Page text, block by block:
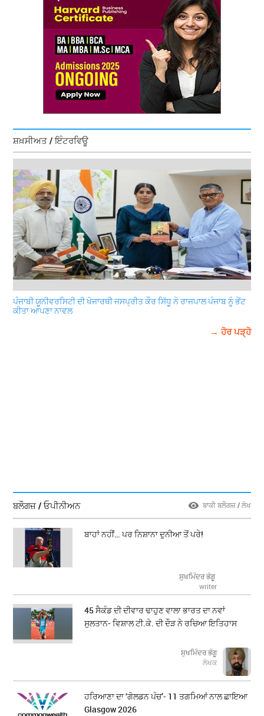
ਸ਼ਖ਼ਸੀਅਤ / ਇੰਟਰਵਿਊ
ਪੰਜਾਬੀ ਯੂਨੀਵਰਸਿਟੀ ਦੀ ਖੋਜਾਰਥੀ ਜਸਪ੍ਰੀਤ ਕੌਰ ਸਿੱਧੂ ਨੇ ਰਾਜਪਾਲ ਪੰਜਾਬ ਨੂੰ ਭੇਂਟ
ਕੀਤਾ ਆਪਣਾ ਨਾਵਲ
→ ਹੋਰ ਪੜ੍ਹੋ
ਬਲੌਗਜ਼ / ਓਪੀਨੀਅਨ ਬਾਕੀ ਬਲੌਗਜ਼ / ਲੇਖ
ਬਾਹਾਂ ਨਹੀਂ… ਪਰ ਨਿਸ਼ਾਨਾ ਦੁਨੀਆ ਤੋਂ ਪਰੇ!
ਸੁਖਮਿੰਦਰ ਭੰਗੂ
writer
45 ਸੈਕੰਡ ਦੀ ਦੀਵਾਰ ਢਾਹੁਣ ਵਾਲਾ ਭਾਰਤ ਦਾ ਨਵਾਂ
ਸੁਲਤਾਨ- ਵਿਸ਼ਾਲ ਟੀ.ਕੇ. ਦੀ ਦੌੜ ਨੇ ਰਚਿਆ ਇਤਿਹਾਸ
ਸੁਖਮਿੰਦਰ ਭੰਗੂ
ਲੇਖਕ
ਹਰਿਆਣਾ ਦਾ ‘ਗੋਲਡਨ ਪੰਚ’- 11 ਤਗਮਿਆਂ ਨਾਲ ਛਾਇਆ
Glasgow 2026